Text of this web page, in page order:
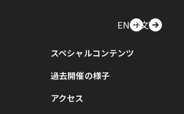
EN中文
スペシャルコンテンツ
過去開催の様子
アクセス